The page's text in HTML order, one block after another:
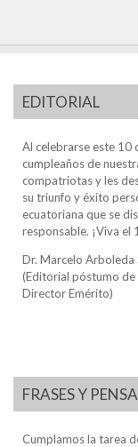
EDITORIAL
Al celebrarse este 10
cumpleaños de
compatriotas y les
su triunfo y éxito
ecuatoriana que se
responsable. ¡Viva el
Dr. Marcelo Arboleda
(Editorial póstumo de
Director Emérito)
FRASES Y
Cumplamos la tarea